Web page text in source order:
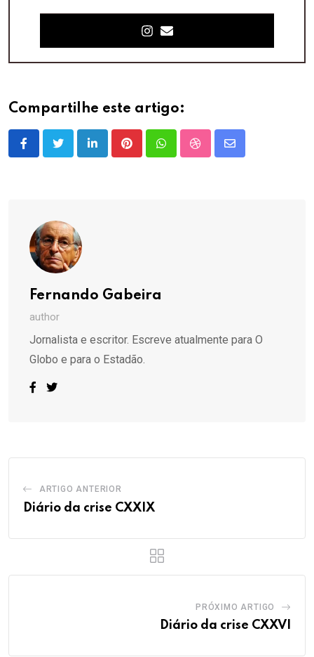
Compartilhe este artigo:
LinkedInPinterestWhatsappStumbleUpon
Share
Fernando Gabeira
author
Jornalista e escritor. Escreve atualmente para O
Globo e para o Estadão.
ARTIGO ANTERIOR
Diário da crise CXXIX
PRÓXIMO ARTIGO
Diário da crise CXXVI